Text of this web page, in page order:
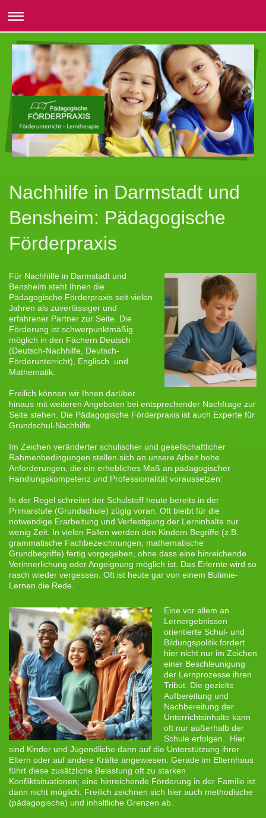
Nachhilfe in Darmstadt und
Bensheim: Pädagogische
Förderpraxis
Für Nachhilfe in Darmstadt und
Bensheim steht Ihnen die
Pädagogische Förderpraxis seit vielen
Jahren als zuverlässiger und
erfahrener Partner zur Seite. Die
Förderung ist schwerpunktmäßig
möglich in den Fächern Deutsch
(Deutsch-Nachhilfe, Deutsch-
Förderunterricht), Englisch und
Mathematik.
Freilich können wir Ihnen darüber
hinaus mit weiteren Angeboten bei entsprechender Nachfrage zur
Seite stehen. Die Pädagogische Förderpraxis ist auch Experte für
Grundschul-Nachhilfe.
Im Zeichen veränderter schulischer und gesellschaftlicher
Rahmenbedingungen stellen sich an unsere Arbeit hohe
Anforderungen, die ein erhebliches Maß an pädagogischer
Handlungskompetenz und Professionalität voraussetzen:
In der Regel schreitet der Schulstoff heute bereits in der
Primarstufe (Grundschule) zügig voran. Oft bleibt für die
notwendige Erarbeitung und Verfestigung der Lerninhalte nur
wenig Zeit. In vielen Fällen werden den Kindern Begriffe (z.B.
grammatische Fachbezeichnungen, mathematische
Grundbegriffe) fertig vorgegeben, ohne dass eine hinreichende
Verinnerlichung oder Angeignung möglich ist. Das Erlernte wird so
rasch wieder vergessen. Oft ist heute gar von einem Bulimie-
Lernen die Rede.
Eine vor allem an
Lernergebnissen
orientierte Schul- und
Bildungspolitik fordert
hier nicht nur im Zeichen
einer Beschleunigung
der Lernprozesse ihren
Tribut. Die gezielte
Aufbereitung und
Nachbereitung der
Unterrichtsinhalte kann
oft nur außerhalb der
Schule erfolgen. Hier
sind Kinder und Jugendliche dann auf die Unterstützung ihrer
Eltern oder auf andere Kräfte angewiesen. Gerade im Elternhaus
führt diese zusätzliche Belastung oft zu starken
Konfliktsituationen; eine hinreichende Förderung in der Familie ist
dann nicht möglich. Freilich zeichnen sich hier auch methodische
(pädagogische) und inhaltliche Grenzen ab.